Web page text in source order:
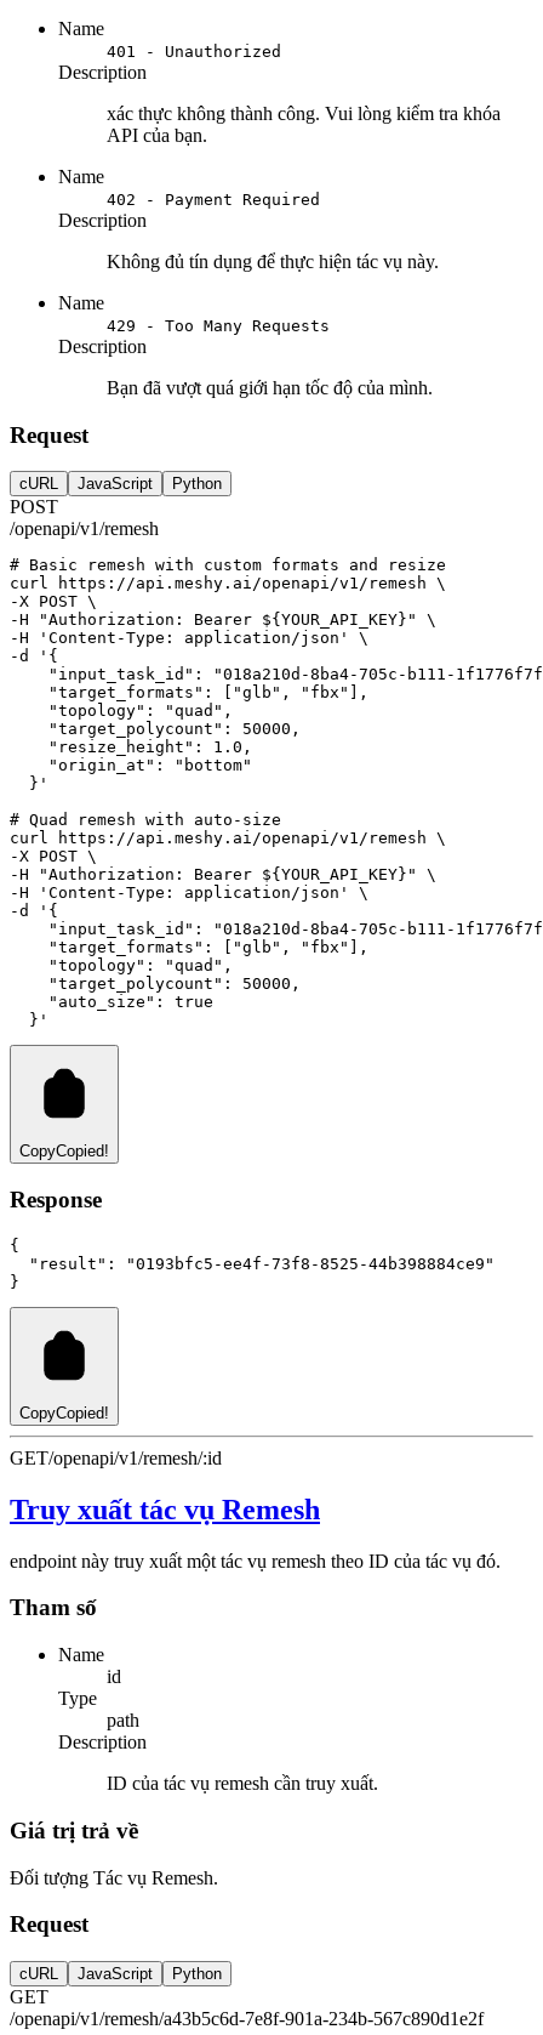
Name
401 - Unauthorized
Description
xác thực không thành công. Vui lòng kiểm tra khóa
API của bạn.
Name
402 - Payment Required
Description
Không đủ tín dụng để thực hiện tác vụ này.
Name
429 - Too Many Requests
Description
Bạn đã vượt quá giới hạn tốc độ của mình.
Request
cURL JavaScript Python
POST
/openapi/v1/remesh
# Basic remesh with custom formats and resize
curl
https://api.meshy.ai/openapi/v1/remesh \
-X POST \
-H
"Authorization: Bearer ${YOUR_API_KEY}"
\
-H
'Content-Type: application/json'
\
-d
'{
"input_task_id": "018a210d-8ba4-705c-b111-
    "target_formats": ["glb", "fbx"],
    "topology": "quad",
    "target_polycount": 50000,
    "resize_height": 1.0,
    "origin_at": "bottom"
  }'
# Quad remesh with auto-size
curl
https://api.meshy.ai/openapi/v1/remesh \
-X POST \
-H
"Authorization: Bearer ${YOUR_API_KEY}"
\
-H
'Content-Type: application/json'
\
-d
'{
"input_task_id": "018a210d-8ba4-705c-b111-
    "target_formats": ["glb", "fbx"],
    "topology": "quad",
    "target_polycount": 50000,
    "auto_size": true
  }'
CopyCopied!
Response
{
"result" :
"0193bfc5-ee4f-73f8-8525-44b398884ce9"
}
CopyCopied!
GET/openapi/v1/remesh/:id
Truy xuất tác vụ Remesh
endpoint này truy xuất một tác vụ remesh theo ID của tác vụ đó.
Tham số
Name
id
Type
path
Description
ID của tác vụ remesh cần truy xuất.
Giá trị trả về
Đối tượng Tác vụ Remesh.
Request
cURL JavaScript Python
GET
/openapi/v1/remesh/a43b5c6d-7e8f-901a-234b-567c890d1e2f